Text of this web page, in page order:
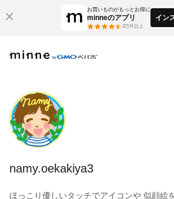
お買いものがもっとお得に
minneのアプリ
3万件以上
イン
namy.oekakiya3
ほっこり優しいタッチでアイコンや 似顔絵